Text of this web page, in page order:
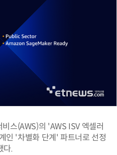
스(AWS)의 'AWS ISV 엑셀러
인 '차별화 단계' 파트너로 선정
다.